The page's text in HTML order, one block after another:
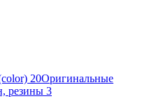
20Оригинальные
резины 3